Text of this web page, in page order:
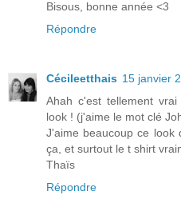
Bisous, bonne année <3
Répondre
Cécileetthais 15 janvier
Ahah c'est tellement
look ! (j'aime le mot clé
J'aime beaucoup ce look
ça, et surtout le t shirt
Thaïs
Répondre